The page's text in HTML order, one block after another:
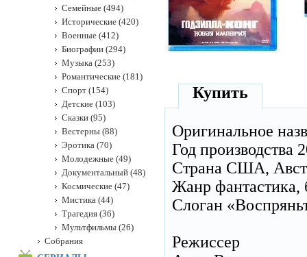
Купить
Оригинальное
Год производства
Страна США,
Жанр фантастика,
Слоган
Режиссер
Семейные (494)
Исторические (420)
Военные (412)
Биографии (294)
Музыка (253)
Романтические (181)
Спорт (154)
Детские (103)
Сказки (95)
Вестерны (88)
Эротика (70)
Молодежные (49)
Документальный (48)
Космические (47)
Мистика (44)
Трагедия (36)
Мультфильмы (26)
Собрания